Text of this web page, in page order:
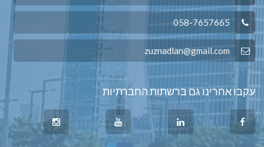
עקבו אחרינו גם ברשתות החברתיות